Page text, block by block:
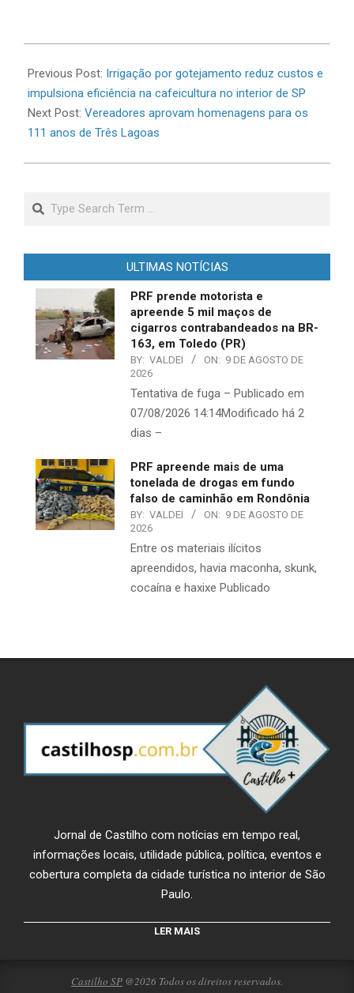
06-
09
Previous Post: Irrigação por gotejamento reduz custos e
impulsiona eficiência na cafeicultura no interior de SP
Next Post: Vereadores aprovam homenagens para os
111 anos de Três Lagoas
Search
ULTIMAS NOTÍCIAS
PRF prende motorista e
apreende 5 mil maços de
cigarros contrabandeados na BR-
163, em Toledo (PR)
BY: VALDEI ON: 9 DE AGOSTO DE
2026
Tentativa de fuga – Publicado em
07/08/2026 14:14Modificado há 2
dias –
PRF apreende mais de uma
tonelada de drogas em fundo
falso de caminhão em Rondônia
BY: VALDEI ON: 9 DE AGOSTO DE
2026
Entre os materiais ilícitos
apreendidos, havia maconha, skunk,
cocaína e haxixe Publicado
Jornal de Castilho com notícias em tempo real,
informações locais, utilidade pública, política, eventos e
cobertura completa da cidade turística no interior de São
Paulo.
LER MAIS
Castilho SP @2026 Todos os direitos reservados.